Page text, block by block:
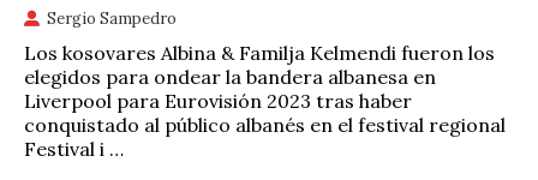
Sergio Sampedro
Los kosovares Albina & Familja Kelmendi fueron los
elegidos para ondear la bandera albanesa en
Liverpool para Eurovisión 2023 tras haber
conquistado al público albanés en el festival regional
Festival i …